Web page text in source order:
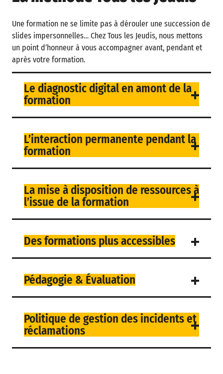
Une formation ne se limite pas à dérouler une succession de
slides impersonnelles… Chez Tous les Jeudis, nous mettons
un point d’honneur à vous accompagner avant, pendant et
après votre formation.
Le diagnostic digital en amont de la
formation
L’interaction permanente pendant la
formation
La mise à disposition de ressources à
l’issue de la formation
Des formations plus accessibles
Pédagogie & Évaluation
Politique de gestion des incidents et
réclamations